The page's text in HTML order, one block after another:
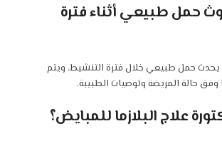
حمل طبيعي أثناء فترة
حمل طبيعي خلال فترة التنشيط، ويتم
حالة المريضة وتوصيات الطبيبة.
علاج البلازما للمبايض؟